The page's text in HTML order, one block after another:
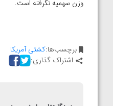
وزن سهمیه نگرفته است.
برچسب‌ها:کشتی آمریکا
اشتراک گذاری: